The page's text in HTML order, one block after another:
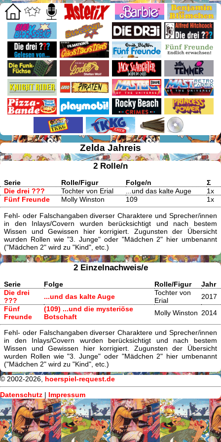
Zelda Jahreis
2 Rolle/n
Serie Rolle/Figur Folge/n
Σ
Die drei ???
Tochter von Erial ...und das kalte Auge
1x
Fünf Freunde
Molly Winston 109 1x
Fehl- oder Falschangaben diverser Charaktere und Sprecher/innen
in den Inlays/Covern wurden berücksichtigt und nach bestem
Wissen und Gewissen hier korrigiert. Zugunsten der Übersicht
wurden Rollen wie "3. Junge" oder "Mädchen 2" hier umbenannt
("Mädchen 2" wird zu "Kind", etc.)
2 Einzelnachweis/e
Serie Folge Rolle/Figur
Jahr
Die drei
???
...und das kalte Auge
Tochter von
Erial
2017
Fünf
Freunde
(109) ...und die mysteriöse
Botschaft
Molly Winston 2014
Fehl- oder Falschangaben diverser Charaktere und Sprecher/innen
in den Inlays/Covern wurden berücksichtigt und nach bestem
Wissen und Gewissen hier korrigiert. Zugunsten der Übersicht
wurden Rollen wie "3. Junge" oder "Mädchen 2" hier umbenannt
("Mädchen 2" wird zu "Kind", etc.)
© 2002-2026, hoerspiel-request.de
Datenschutz | Impressum